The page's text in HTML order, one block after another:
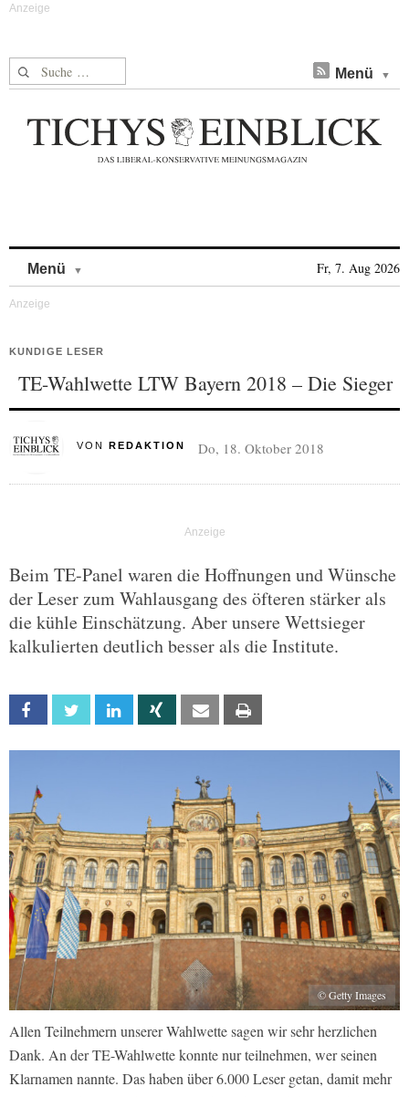
Suche nach: Menü
Menü Fr, 7. Aug 2026
KUNDIGE LESER
TE-Wahlwette LTW Bayern 2018 – Die Sieger
VON REDAKTION Do, 18. Oktober 2018
Beim TE-Panel waren die Hoffnungen und Wünsche
der Leser zum Wahlausgang des öfteren stärker als
die kühle Einschätzung. Aber unsere Wettsieger
kalkulierten deutlich besser als die Institute.
Facebook Twitter Linkedin Xing Email
© Getty Images
Allen Teilnehmern unserer Wahlwette sagen wir sehr herzlichen
Dank. An der TE-Wahlwette konnte nur teilnehmen, wer seinen
Klarnamen nannte. Das haben über 6.000 Leser getan, damit mehr